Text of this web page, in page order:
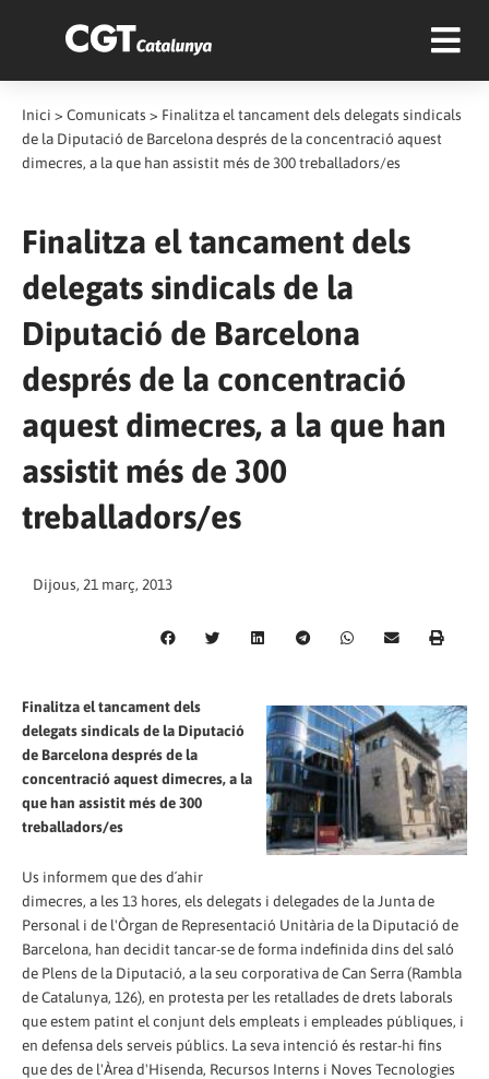
Inici > Comunicats > Finalitza el tancament dels delegats sindicals
de la Diputació de Barcelona després de la concentració aquest
dimecres, a la que han assistit més de 300 treballadors/es
Finalitza el tancament dels
delegats sindicals de la
Diputació de Barcelona
després de la concentració
aquest dimecres, a la que han
assistit més de 300
treballadors/es
Dijous, 21 març, 2013
Finalitza el tancament dels
delegats sindicals de la Diputació
de Barcelona després de la
concentració aquest dimecres, a la
que han assistit més de 300
treballadors/es
Us informem que des d´ahir
dimecres, a les 13 hores, els delegats i delegades de la Junta de
Personal i de l'Òrgan de Representació Unitària de la Diputació de
Barcelona, han decidit tancar-se de forma indefinida dins del saló
de Plens de la Diputació, a la seu corporativa de Can Serra (Rambla
de Catalunya, 126), en protesta per les retallades de drets laborals
que estem patint el conjunt dels empleats i empleades públiques, i
en defensa dels serveis públics. La seva intenció és restar-hi fins
que des de l'Àrea d'Hisenda, Recursos Interns i Noves Tecnologies